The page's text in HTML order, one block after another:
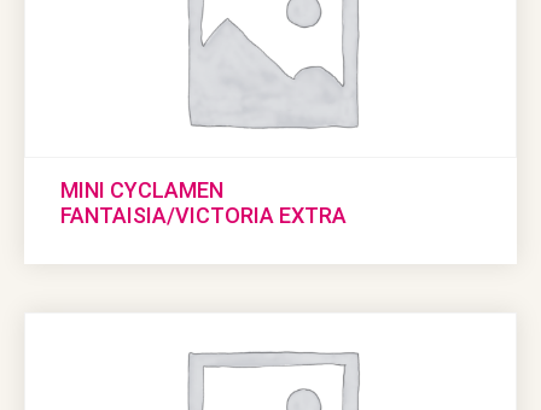
MINI CYCLAMEN
FANTAISIA/VICTORIA EXTRA